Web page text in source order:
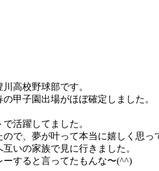
高校野球部です。
甲子園出場がほぼ確定しました。
活躍してました。
で、夢が叶って本当に嬉しく思っ
いの家族で見に行きました。
すると言ってたもんな〜(^^)